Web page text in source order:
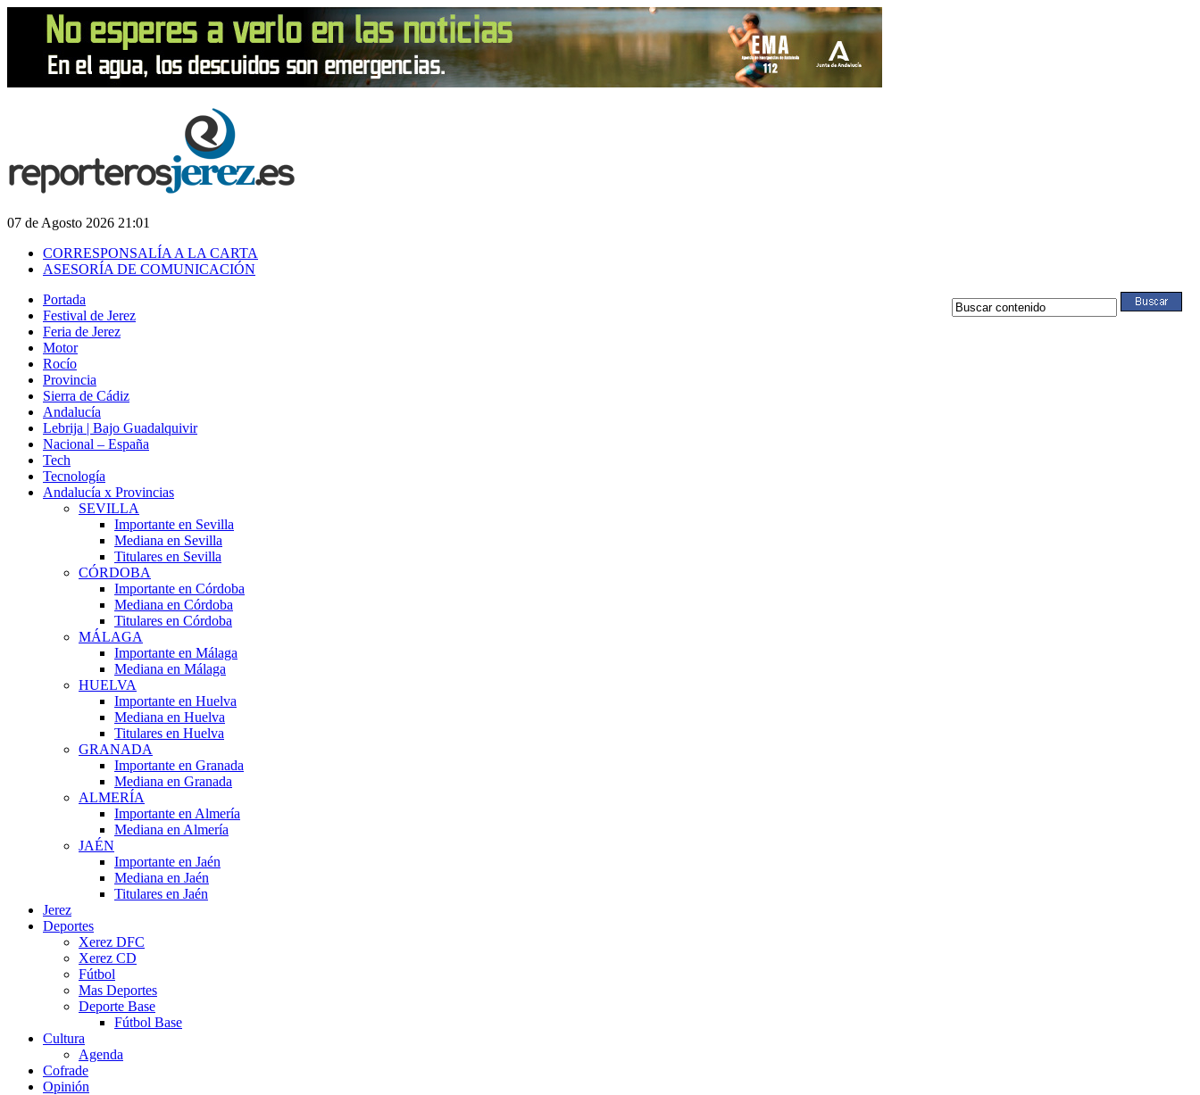
07 de Agosto 2026 21:01
CORRESPONSALÍA A LA CARTA
ASESORÍA DE COMUNICACIÓN
Portada
Festival de Jerez
Feria de Jerez
Motor
Rocío
Provincia
Sierra de Cádiz
Andalucía
Lebrija | Bajo Guadalquivir
Nacional – España
Tech
Tecnología
Andalucía x Provincias
SEVILLA
Importante en Sevilla
Mediana en Sevilla
Titulares en Sevilla
CÓRDOBA
Importante en Córdoba
Mediana en Córdoba
Titulares en Córdoba
MÁLAGA
Importante en Málaga
Mediana en Málaga
HUELVA
Importante en Huelva
Mediana en Huelva
Titulares en Huelva
GRANADA
Importante en Granada
Mediana en Granada
ALMERÍA
Importante en Almería
Mediana en Almería
JAÉN
Importante en Jaén
Mediana en Jaén
Titulares en Jaén
Jerez
Deportes
Xerez DFC
Xerez CD
Fútbol
Mas Deportes
Deporte Base
Fútbol Base
Cultura
Agenda
Cofrade
Opinión